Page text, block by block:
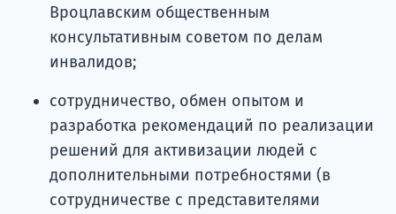
Вроцлавским общественным
консультативным советом по делам
инвалидов;
сотрудничество, обмен опытом и
разработка рекомендаций по реализации
решений для активизации людей с
дополнительными потребностями (в
сотрудничестве с представителями